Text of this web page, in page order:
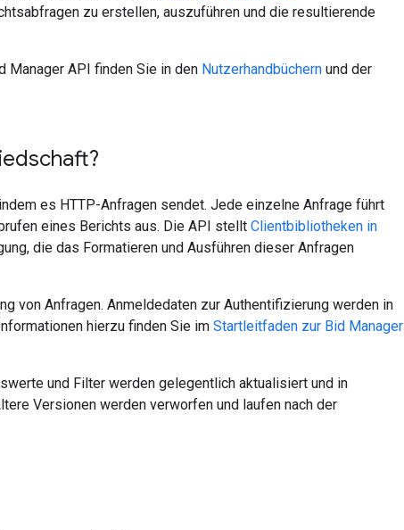
zu erstellen, auszuführen und die resultierende
Manager API finden Sie in den Nutzerhandbüchern und der
es HTTP-Anfragen sendet. Jede einzelne Anfrage führt
eines Berichts aus. Die API stellt Clientbibliotheken in
die das Formatieren und Ausführen dieser Anfragen
von Anfragen. Anmeldedaten zur Authentifizierung werden in
hierzu finden Sie im Startleitfaden zur Bid Manager
und Filter werden gelegentlich aktualisiert und in
Versionen werden verworfen und laufen nach der